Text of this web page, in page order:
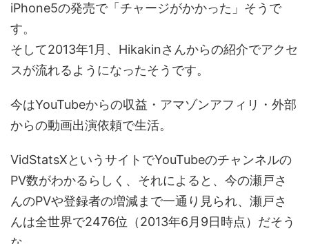
iPhone5の発売で「チャージがかかった」そうで
す。
そして2013年1月、Hikakinさんからの紹介でアクセ
スが流れるようになったそうです。
今はYouTubeからの収益・アマゾンアフィリ・外部
からの動画出演依頼で生活。
VidStatsXというサイトでYouTubeのチャンネルの
PV数がわかるらしく、それによると、今の瀬戸さ
んのPVや登録者の増減まで一通り見られ、瀬戸さ
んは全世界で2476位（2013年6月9日時点）だそう